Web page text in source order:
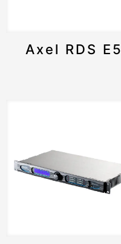
Axel RDS E5